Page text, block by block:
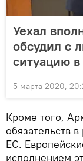
Уехал
обсудил с
ситуацию
5 марта 2020,
Кроме того,
обязательств
ЕС.
исполнением